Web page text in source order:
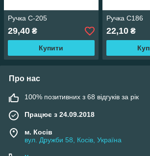
Ручка С-205
29,40 ₴
Купити
Ручка С186
22,10₴
Про нас
100% позитивних з 68 відгуків за рік
Працює з 24.09.2018
м. Косів
вул. Дружби 58, Косів, Україна